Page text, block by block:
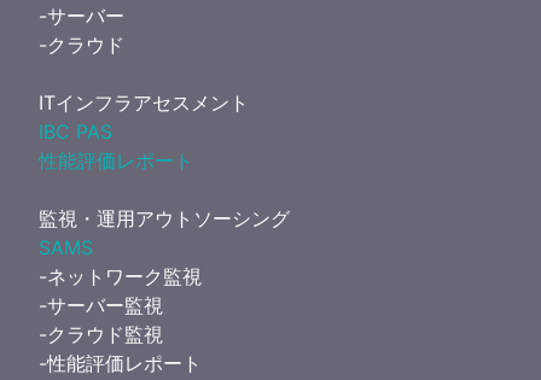
-サーバー
-クラウド
ITインフラアセスメント
IBC PAS
性能評価レポート
監視・運用アウトソーシング
SAMS
-ネットワーク監視
-サーバー監視
-クラウド監視
-性能評価レポート